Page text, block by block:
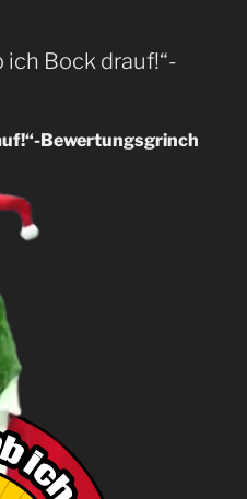
ich Bock drauf!“-
Bewertungsgrinch